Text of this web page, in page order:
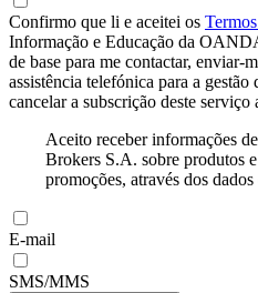
Confirmo que li e aceitei os
Informação e Educação da
de base para me contactar, enviar-
assistência telefónica para a
cancelar a subscrição deste
Aceito receber informações
Brokers S.A. sobre produtos
promoções, através dos
E-mail
SMS/MMS